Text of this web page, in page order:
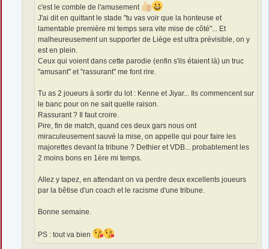
c'est le comble de l'amusement
J'ai dit en quittant le stade "tu vas voir que la honteuse et
lamentable première mi temps sera vite mise de côté"... Et
malheureusement un supporter de Liège est ultra prévisible, on y
est en plein.
Ceux qui voient dans cette parodie (enfin s'ils étaient là) un truc
"amusant" et "rassurant" me font rire.
Tu as 2 joueurs à sortir du lot : Kenne et Jiyar... Ils commencent sur
le banc pour on ne sait quelle raison.
Rassurant ? Il faut croire.
Pire, fin de match, quand ces deux gars nous ont
miraculeusement sauvé la mise, on appelle qui pour faire les
majorettes devant la tribune ? Dethier et VDB... probablement les
2 moins bons en 1ère mi temps.
Allez y tapez, en attendant on va perdre deux excellents joueurs
par la bêtise d'un coach et le racisme d'une tribune.
Bonne semaine.
PS : tout va bien